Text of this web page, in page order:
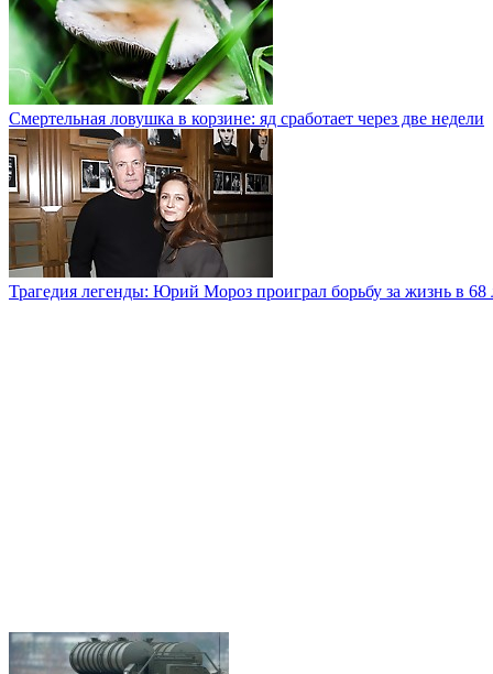
Смертельная ловушка в корзине: яд сработает через две недели
Трагедия легенды: Юрий Мороз проиграл борьбу за жизнь в 68